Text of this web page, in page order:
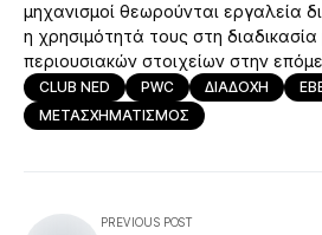
μηχανισμοί θεωρούνται εργαλεία
η χρησιμότητά τους στη
περιουσιακών στοιχείων στην
CLUB NED PWC ΔΙΑΔΟΧΗ
ΜΕΤΑΣΧΗΜΑΤΙΣΜΟΣ
PREVIOUS POST